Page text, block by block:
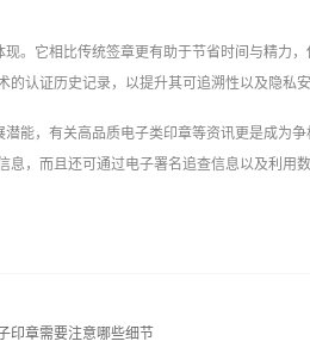
。它相比传统签章更有助于节省时间与精力
认证历史记录，以提升其可追溯性以及隐私安
能，有关高品质电子类印章等资讯更是成为
，而且还可通过电子署名追查信息以及利用
印章需要注意哪些细节